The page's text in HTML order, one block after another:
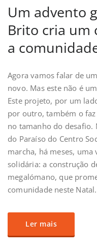
Um advento
Brito cria um
a
Agora vamos falar de
novo. Mas este não é
Este projeto, por um
por outro, também o
no tamanho do desafio.
do Paraíso do Centro
marcha, há meses,
solidária: a construção
megalómano, que
comunidade neste Natal.
Ler mais